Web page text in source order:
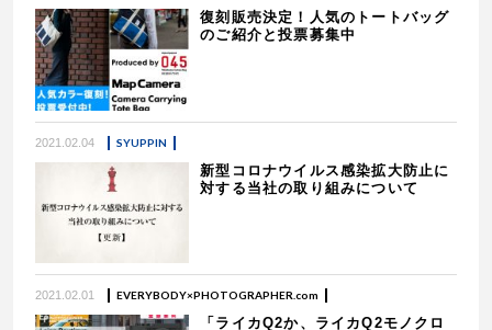
復刻販売決定！人気のトートバッグ
のご紹介と投票募集中
2021.02.04 SYUPPIN
新型コロナウイルス感染拡大防止に
対する当社の取り組みについて
2021.02.01 EVERYBODY×PHOTOGRAPHER.com
「ライカQ2か、ライカQ2モノクロ